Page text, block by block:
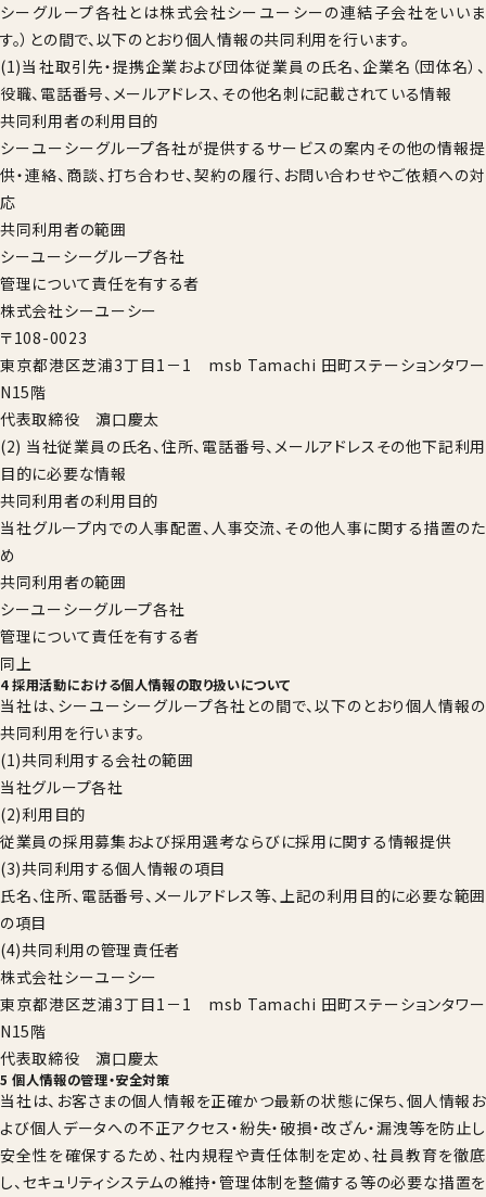
シーグループ各社とは株式会社シーユーシーの連結子会社をいいま
す。）との間で、以下のとおり個人情報の共同利用を行います。
(1)当社取引先・提携企業および団体従業員の氏名、企業名（団体名）、
役職、電話番号、メールアドレス、その他名刺に記載されている情報
共同利用者の利用目的
シーユーシーグループ各社が提供するサービスの案内その他の情報提
供・連絡、商談、打ち合わせ、契約の履行、お問い合わせやご依頼への対
応
共同利用者の範囲
シーユーシーグループ各社
管理について責任を有する者
株式会社シーユーシー
〒108-0023
東京都港区芝浦3丁目1－1 msb Tamachi 田町ステーションタワー
N15階
代表取締役 濵口慶太
(2) 当社従業員の氏名、住所、電話番号、メールアドレスその他下記利用
目的に必要な情報
共同利用者の利用目的
当社グループ内での人事配置、人事交流、その他人事に関する措置のた
め
共同利用者の範囲
シーユーシーグループ各社
管理について責任を有する者
同上
4 採用活動における個人情報の取り扱いについて
当社は、シーユーシーグループ各社との間で、以下のとおり個人情報の
共同利用を行います。
(1)共同利用する会社の範囲
当社グループ各社
(2)利用目的
従業員の採用募集および採用選考ならびに採用に関する情報提供
(3)共同利用する個人情報の項目
氏名、住所、電話番号、メールアドレス等、上記の利用目的に必要な範囲
の項目
(4)共同利用の管理責任者
株式会社シーユーシー
東京都港区芝浦3丁目1－1 msb Tamachi 田町ステーションタワー
N15階
代表取締役 濵口慶太
5 個人情報の管理・安全対策
当社は、お客さまの個人情報を正確かつ最新の状態に保ち、個人情報お
よび個人データへの不正アクセス・紛失・破損・改ざん・漏洩等を防止し
安全性を確保するため、社内規程や責任体制を定め、社員教育を徹底
し、セキュリティシステムの維持・管理体制を整備する等の必要な措置を